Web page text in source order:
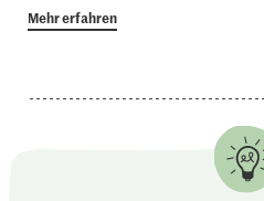
Mehr erfahren